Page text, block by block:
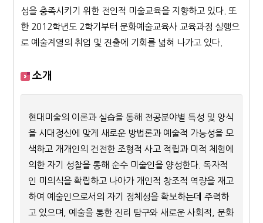
성을 충족시키기 위한 전인적 미술교육을 지향하고 있다. 또
한 2012학년도 2학기부터 문화예술교육사 교육과정 실행으
로 예술계열의 취업 및 진출에 기회를 넓혀 나가고 있다.
소개
현대미술의 이론과 실습을 통해 전공분야별 특성 및 양식
을 시대정신에 맞게 새로운 방법론과 예술적 가능성을 모
색하고 개개인의 건전한 조형적 사고 적립과 미적 체험에
의한 자기 성찰을 통해 순수 미술인을 양성한다. 독자적
인 미의식을 확립하고 나아가 개인적 창조적 역량을 재고
하여 예술인으로서의 자기 정체성을 확보하는데 주력하
고 있으며, 예술을 통한 진리 탐구와 새로운 사회적, 문화